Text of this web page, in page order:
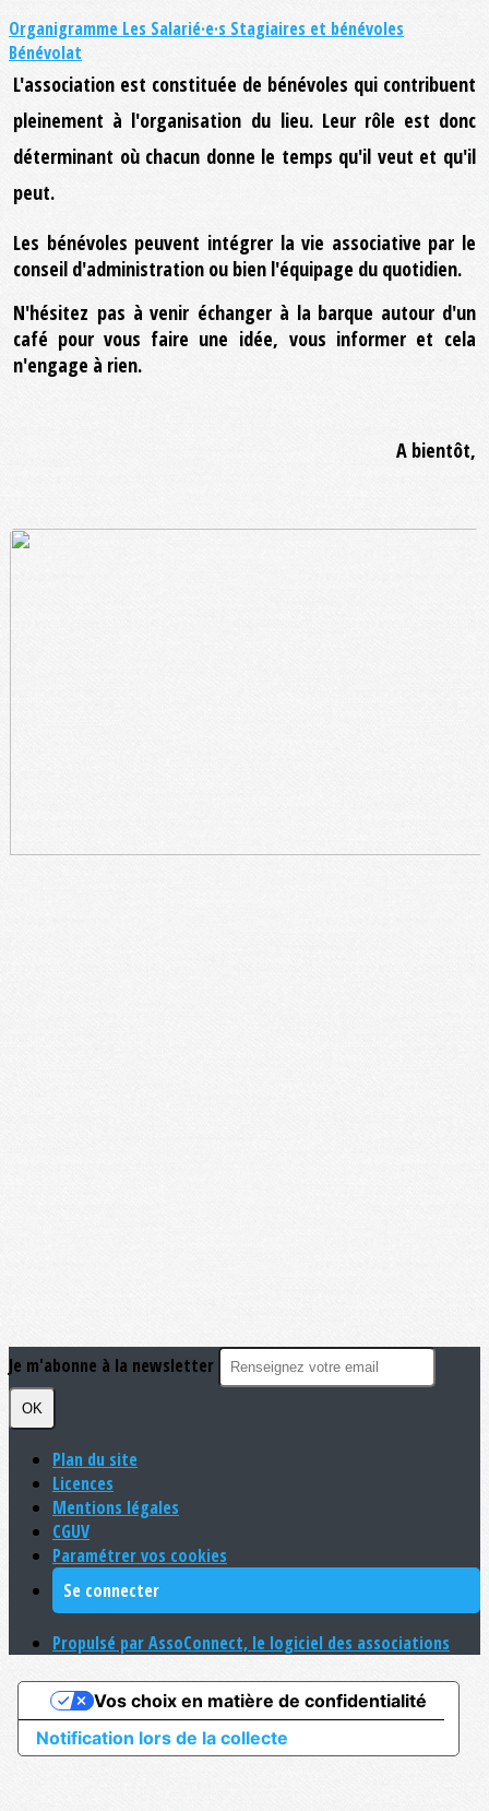
Organigramme Les Salarié·e·s Stagiaires et bénévoles
Bénévolat
L'association est constituée de bénévoles qui contribuent
pleinement à l'organisation du lieu. Leur rôle est donc
déterminant où chacun donne le temps qu'il veut et qu'il
peut.
Les bénévoles peuvent intégrer la vie associative par le
conseil d'administration ou bien l'équipage du quotidien.
N'hésitez pas à venir échanger à la barque autour d'un
café pour vous faire une idée, vous informer et cela
n'engage à rien.
A bientôt,
Je m'abonne à la newsletter
OK
Plan du site
Licences
Mentions légales
CGUV
Paramétrer vos cookies
Se connecter
Propulsé par AssoConnect, le logiciel des associations
Notification lors de la collecte
Vos choix en matière de confidentialité